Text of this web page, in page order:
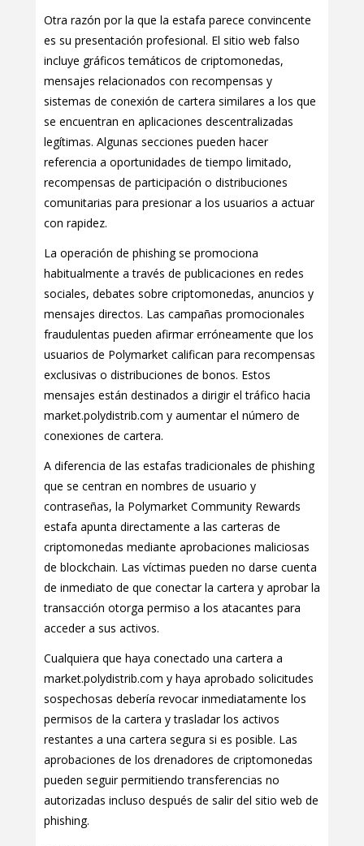
Otra razón por la que la estafa parece convincente
es su presentación profesional. El sitio web falso
incluye gráficos temáticos de criptomonedas,
mensajes relacionados con recompensas y
sistemas de conexión de cartera similares a los que
se encuentran en aplicaciones descentralizadas
legítimas. Algunas secciones pueden hacer
referencia a oportunidades de tiempo limitado,
recompensas de participación o distribuciones
comunitarias para presionar a los usuarios a actuar
con rapidez.
La operación de phishing se promociona
habitualmente a través de publicaciones en redes
sociales, debates sobre criptomonedas, anuncios y
mensajes directos. Las campañas promocionales
fraudulentas pueden afirmar erróneamente que los
usuarios de Polymarket califican para recompensas
exclusivas o distribuciones de bonos. Estos
mensajes están destinados a dirigir el tráfico hacia
market.polydistrib.com y aumentar el número de
conexiones de cartera.
A diferencia de las estafas tradicionales de phishing
que se centran en nombres de usuario y
contraseñas, la Polymarket Community Rewards
estafa apunta directamente a las carteras de
criptomonedas mediante aprobaciones maliciosas
de blockchain. Las víctimas pueden no darse cuenta
de inmediato de que conectar la cartera y aprobar la
transacción otorga permiso a los atacantes para
acceder a sus activos.
Cualquiera que haya conectado una cartera a
market.polydistrib.com y haya aprobado solicitudes
sospechosas debería revocar inmediatamente los
permisos de la cartera y trasladar los activos
restantes a una cartera segura si es posible. Las
aprobaciones de los drenadores de criptomonedas
pueden seguir permitiendo transferencias no
autorizadas incluso después de salir del sitio web de
phishing.